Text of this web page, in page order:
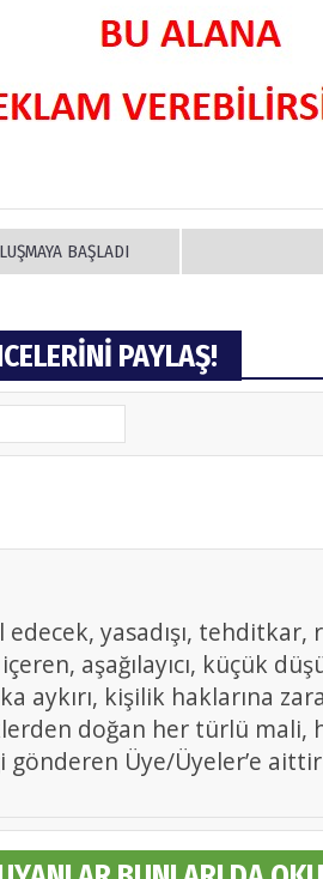
BAŞLADI
PAYLAŞ!
edecek, yasadışı, tehditkar,
aşağılayıcı, küçük
aykırı, kişilik haklarına
doğan her türlü mali,
Üye/Üyeler’e